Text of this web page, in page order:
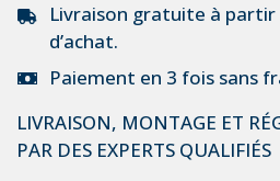
Livraison gratuite à partir
d’achat.
Paiement en 3 fois sans
LIVRAISON, MONTAGE ET
PAR DES EXPERTS QUALIFIÉS